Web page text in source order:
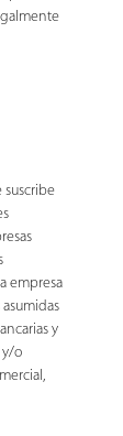
suscribe
empresa
y
y/o